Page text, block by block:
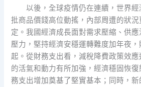
以後，全球疫情仍在連續，世界經
批商品價錢高位動搖，內部周遭的狀
定。我國經濟成長面對需求壓縮、供
壓力，堅持經濟安穩運轉難度加年夜
起。從財務支出看，減稅降費政策效
的活氣和動力有所加強，經濟穩固恢
務支出增加奠基了堅實基本；同時，